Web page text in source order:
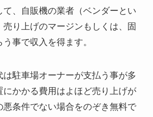
て、自販機の業者（ベンダーとい
売り上げのマージンもしくは、固
事で収入を得ます。
は駐車場オーナーが支払う事が多
にかかる費用はよほど売り上げが
悪条件でない場合をのぞき無料で